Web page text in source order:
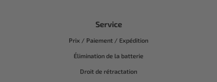
Service
Prix / Paiement / Expédition
Élimination de la batterie
Droit de rétractation